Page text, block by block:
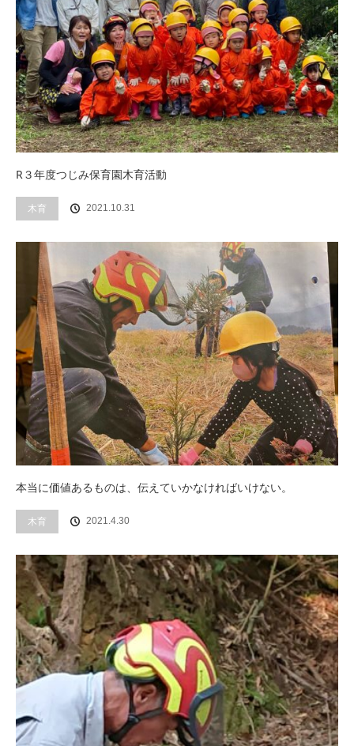
R３年度つじみ保育園木育活動
木育 2021.10.31
本当に価値あるものは、伝えていかなければいけない。
木育 2021.4.30